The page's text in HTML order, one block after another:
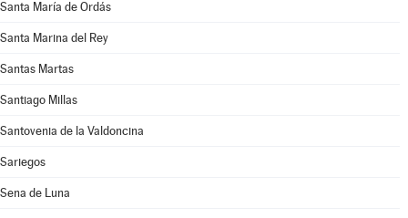
Santa María de Ordás
Santa Marina del Rey
Santas Martas
Santiago Millas
Santovenia de la Valdoncina
Sariegos
Sena de Luna